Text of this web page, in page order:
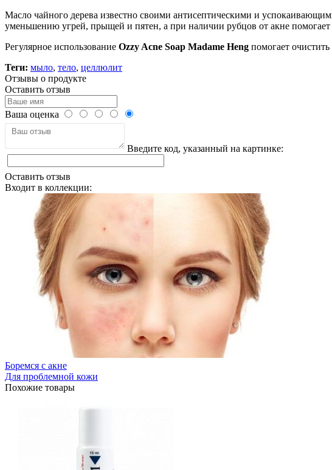
Масло чайного дерева известно своими антисептическими и
уменьшению угрей, прыщей и пятен, а при наличии рубцов от акне
Регулярное использование Ozzy Acne Soap Madame Heng помогает
Теги: мыло, тело, целлюлит
Отзывы о продукте
Оставить отзыв
Ваша оценка
Введите код, указанный на картинке:
Оставить отзыв
Входит в коллекции:
Боремся с акне
Для проблемной кожи
Похожие товары